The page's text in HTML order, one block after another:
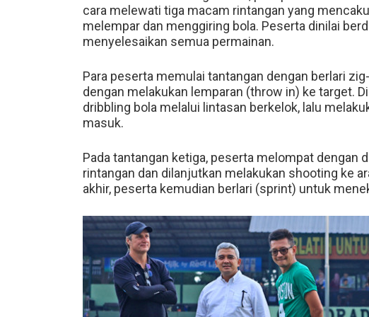
cara melewati tiga macam rintangan yang
melempar dan menggiring bola. Peserta dinilai
menyelesaikan semua permainan.
Para peserta memulai tantangan dengan berlari
dengan melakukan lemparan (throw in) ke target.
dribbling bola melalui lintasan berkelok, lalu
masuk.
Pada tantangan ketiga, peserta melompat dengan
rintangan dan dilanjutkan melakukan shooting ke
akhir, peserta kemudian berlari (sprint) untuk